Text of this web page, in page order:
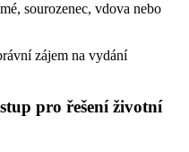
sourozenec, vdova nebo
zájem na vydání
pro řešení životní